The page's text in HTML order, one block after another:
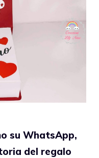
su WhatsApp,
del regalo